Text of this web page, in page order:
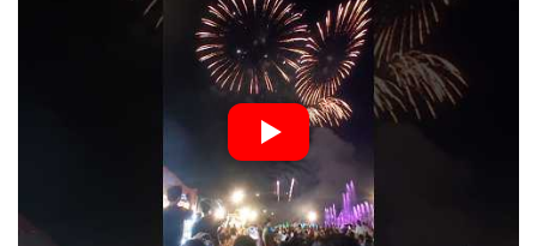
lãi suất ổn định và thị trường crypto ổn định, hoạt động giải trí
như vậy thường tăng trưởng khi người dân có khả năng chi
tiêu. Tuy nhiên, sự ưu tiên giải trí có thể ảnh hưởng đến tỷ lệ
tiết kiệm hoặc đầu tư vào crypto nếu người tiêu dùng chuyển
🎥 Xem video trực tiếp tại:
Nguồn: Đồng Tâm